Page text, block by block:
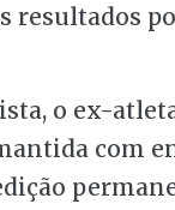
resultados
o ex-
com